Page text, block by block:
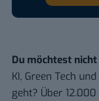
Du möchtest
KI, Green Tech
geht? Über